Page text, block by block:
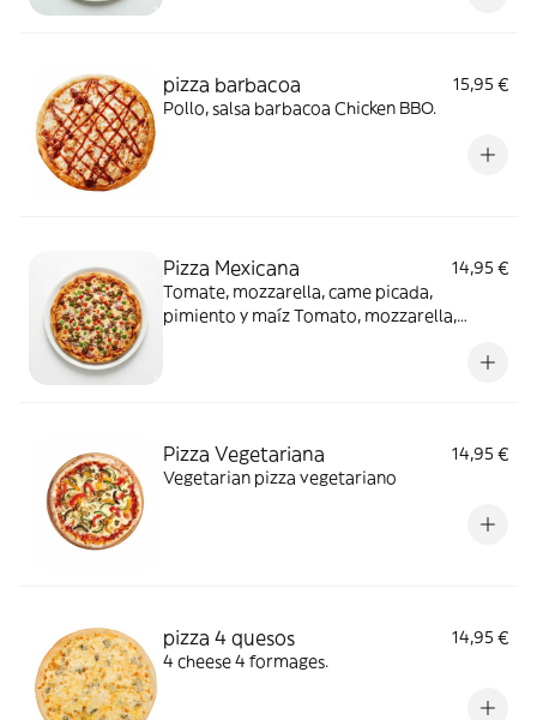
pizza barbacoa
15,95 €
Pollo, salsa barbacoa Chicken BBO.
Pizza Mexicana
14,95 €
Tomate, mozzarella, came picada,
pimiento y maíz Tomato, mozzarella,
Pizza Vegetariana
14,95 €
Vegetarian pizza vegetariano
pizza 4 quesos
14,95 €
4 cheese 4 formages.